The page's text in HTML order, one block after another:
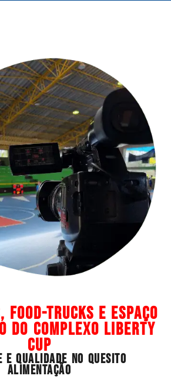
FOOD-TRUCKS E ESPAÇO
DO COMPLEXO LIBERTY
CUP
E QUALIDADE NO QUESITO
ALIMENTAÇÃO